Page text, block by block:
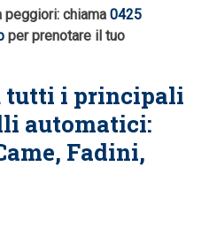
peggiori: chiama0425
per prenotare il tuo
tutti i principali
automatici:
Fadini,